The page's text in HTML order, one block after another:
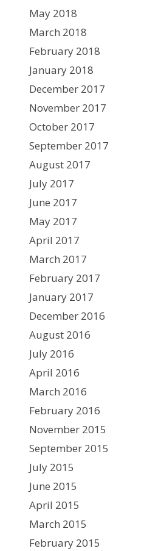
May 2018
March 2018
February 2018
January 2018
December 2017
November 2017
October 2017
September 2017
August 2017
July 2017
June 2017
May 2017
April 2017
March 2017
February 2017
January 2017
December 2016
August 2016
July 2016
April 2016
March 2016
February 2016
November 2015
September 2015
July 2015
June 2015
April 2015
March 2015
February 2015